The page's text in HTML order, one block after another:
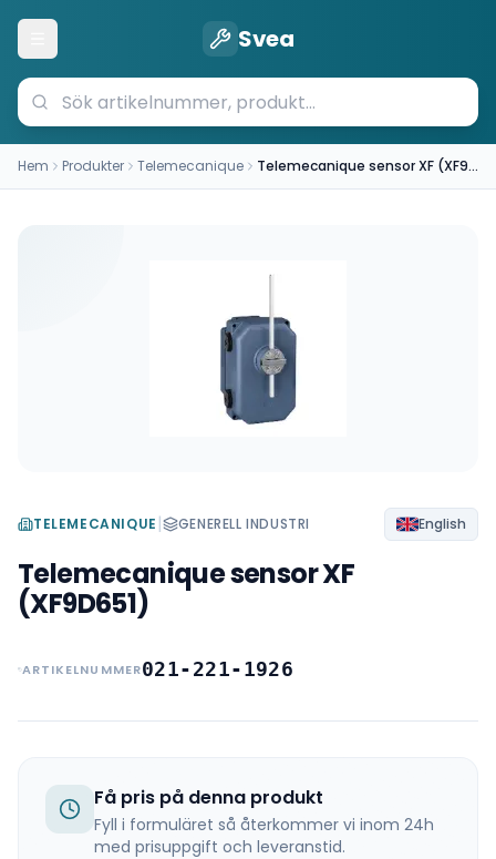
Öppna meny Svea
Hem Produkter Telemecanique Telemecanique sensor XF (XF9D651)
TELEMECANIQUE | GENERELL INDUSTRI English
Telemecanique sensor XF
(XF9D651)
ARTIKELNUMMER021-221-1926
Få pris på denna produkt
Fyll i formuläret så återkommer vi inom 24h
med prisuppgift och leveranstid.